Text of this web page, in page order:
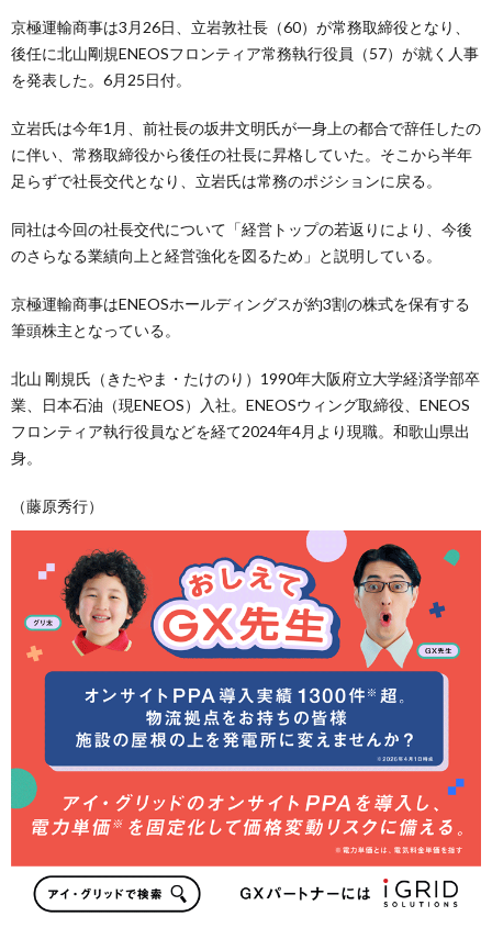
京極運輸商事は3月26日、立岩敦社長（60）が常務取締役となり、
後任に北山剛規ENEOSフロンティア常務執行役員（57）が就く人事
を発表した。6月25日付。
立岩氏は今年1月、前社長の坂井文明氏が一身上の都合で辞任したの
に伴い、常務取締役から後任の社長に昇格していた。そこから半年
足らずで社長交代となり、立岩氏は常務のポジションに戻る。
同社は今回の社長交代について「経営トップの若返りにより、今後
のさらなる業績向上と経営強化を図るため」と説明している。
京極運輸商事はENEOSホールディングスが約3割の株式を保有する
筆頭株主となっている。
北山 剛規氏（きたやま・たけのり）1990年大阪府立大学経済学部卒
業、日本石油（現ENEOS）入社。ENEOSウィング取締役、ENEOS
フロンティア執行役員などを経て2024年4月より現職。和歌山県出
身。
（藤原秀行）